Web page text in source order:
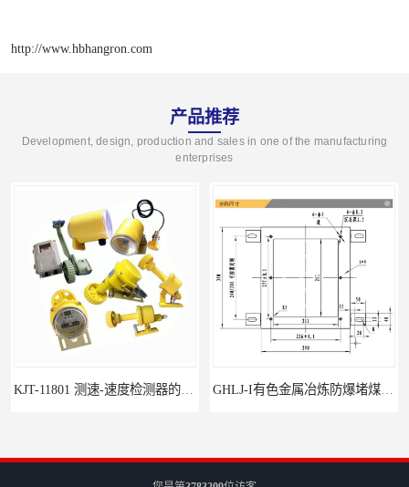
http://www.hbhangron.com
产品推荐
Development, design, production and sales in one of the manufacturing
enterprises